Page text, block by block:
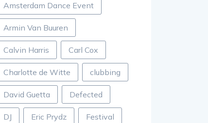
Amsterdam Dance Event
Armin Van Buuren
Calvin Harris Carl Cox
Charlotte de Witte clubbing
David Guetta Defected
DJ Eric Prydz Festival